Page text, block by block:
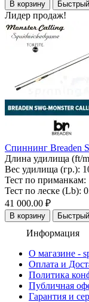
В корзину
Лидер продаж!
Спиннинг Breaden
Длина удилища (ft/
Вес удилища (гр.):
Тест по приманкам:
Тест по леске (Lb):
41 000.00 ₽
В корзину
Информация
О магазине -
Оплата и
Политика
Публичная
Гарантия и